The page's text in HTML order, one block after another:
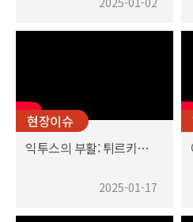
현장이슈
익투스의 부활: 튀르키예 교회 개척이 보여주는 신앙 여정
2025-01-17